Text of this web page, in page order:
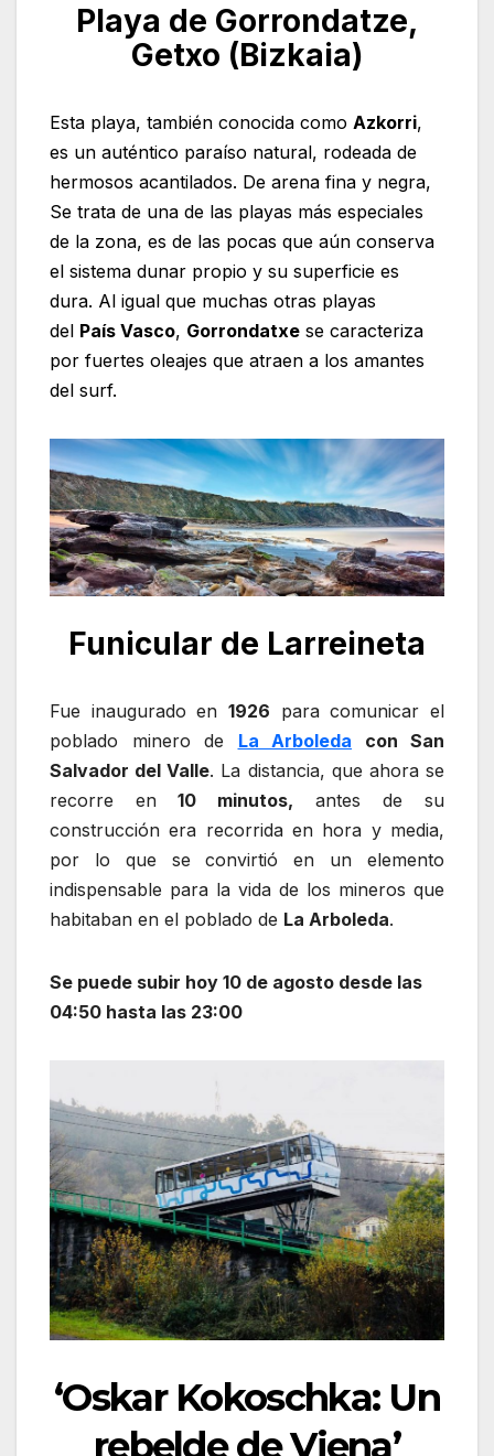
Playa de Gorrondatze,
Getxo (Bizkaia)
Esta playa, también conocida como Azkorri,
es un auténtico paraíso natural, rodeada de
hermosos acantilados. De arena fina y negra,
Se trata de una de las playas más especiales
de la zona, es de las pocas que aún conserva
el sistema dunar propio y su superficie es
dura. Al igual que muchas otras playas
del País Vasco, Gorrondatxe se caracteriza
por fuertes oleajes que atraen a los amantes
del surf.
Funicular de Larreineta
Fue inaugurado en 1926 para comunicar el
poblado minero de La Arboleda con San
Salvador del Valle. La distancia, que ahora se
recorre en 10 minutos, antes de su
construcción era recorrida en hora y media,
por lo que se convirtió en un elemento
indispensable para la vida de los mineros que
habitaban en el poblado de La Arboleda.
Se puede subir hoy 10 de agosto desde las
04:50 hasta las 23:00
‘Oskar Kokoschka: Un
rebelde de Viena’